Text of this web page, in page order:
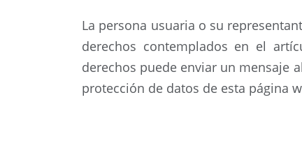
La persona usuaria o su
derechos contemplados en el
derechos puede enviar un mensaje
protección de datos de esta página